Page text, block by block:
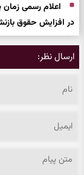
اعلام رسمی
در افزایش حقوق
ارسال نظر: